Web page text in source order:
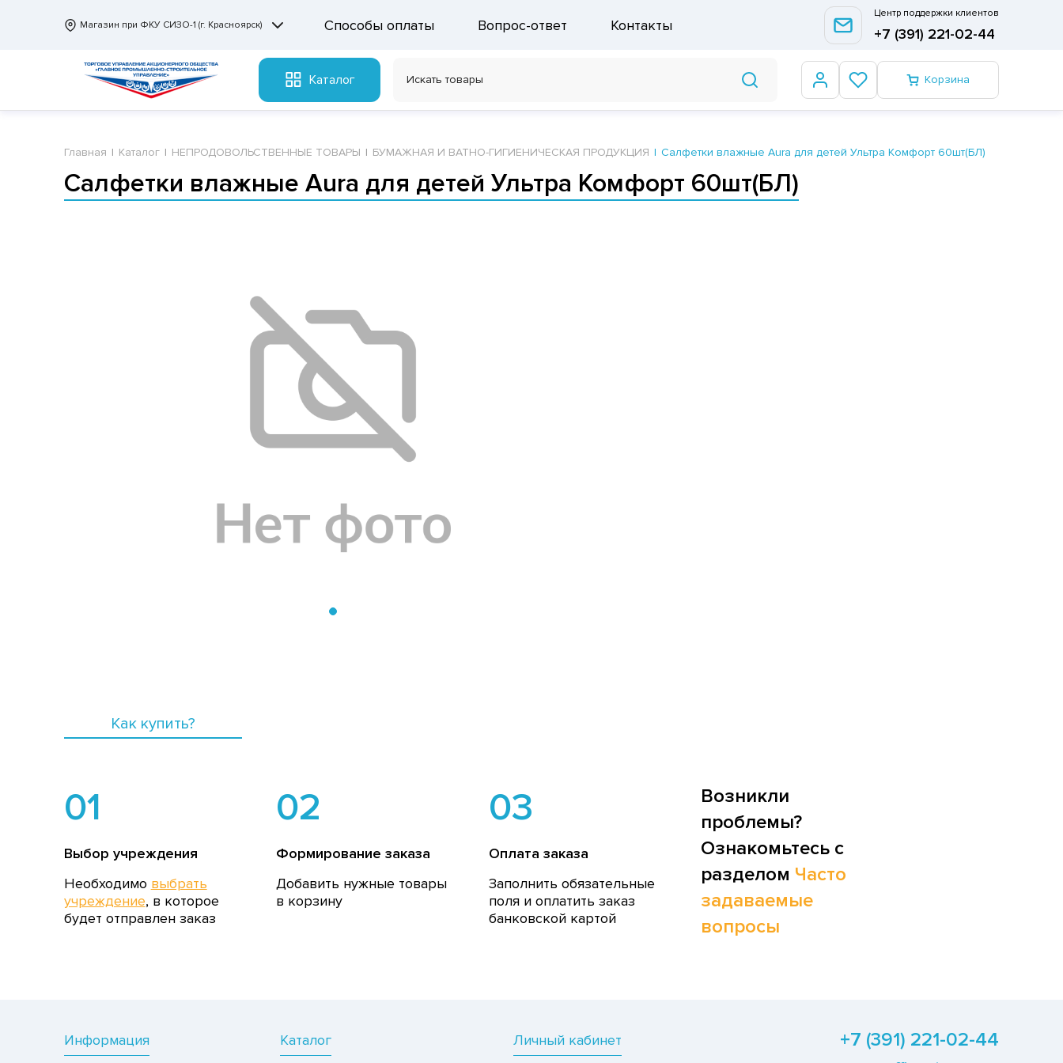
Магазин при ФКУ СИЗО-1 (г. Красноярск) Способы оплаты Вопрос-ответ Контакты
Центр поддержки клиентов
+7 (391) 221-02-44
Каталог Корзина
Главная Каталог НЕПРОДОВОЛЬСТВЕННЫЕ ТОВАРЫ БУМАЖНАЯ И ВАТНО-ГИГИЕНИЧЕСКАЯ ПРОДУКЦИЯ Салфетки влажные Aura для детей Ультра Комфорт 60шт(БЛ)
Салфетки влажные Aura для детей Ультра Комфорт 60шт(БЛ)
Как купить?
01
Выбор учреждения
Необходимо выбрать
учреждение, в которое
будет отправлен заказ
02
Формирование заказа
Добавить нужные товары
в корзину
03
Оплата заказа
Заполнить обязательные
поля и оплатить заказ
банковской картой
Возникли
проблемы?
Ознакомьтесь с
разделом Часто
задаваемые
вопросы
Информация Каталог Личный кабинет +7 (391) 221-02-44